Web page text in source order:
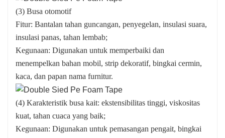
(3) Busa otomotif
Fitur: Bantalan tahan guncangan, penyegelan, insulasi suara,
insulasi panas, tahan lembab;
Kegunaan: Digunakan untuk memperbaiki dan
menempelkan bahan mobil, strip dekoratif, bingkai cermin,
kaca, dan papan nama furnitur.
(4) Karakteristik busa kait: ekstensibilitas tinggi, viskositas
kuat, tahan cuaca yang baik;
Kegunaan: Digunakan untuk pemasangan pengait, bingkai